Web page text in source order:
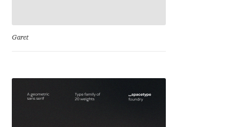
Jose Scaglione
Juho Hiilivirta
Julia Martinez Diana
Garet